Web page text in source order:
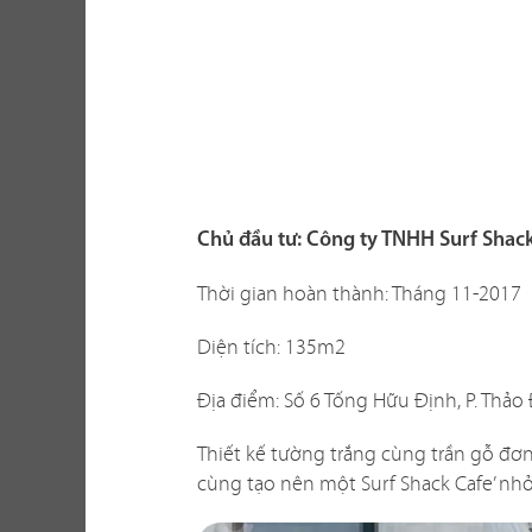
hàng vừa
tố khi thi
Chúng tôi
phương án
Chủ đầu tư: Công ty TNHH Surf
Thời gian hoàn thành: Tháng 11-2017
Diện tích: 135m2
Địa điểm: Số 6 Tống Hữu Định, P. Thảo
Thiết kế tường trắng cùng trần gỗ
cùng tạo nên một Surf Shack Cafe’